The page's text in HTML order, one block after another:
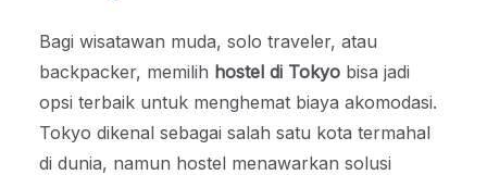
Bagi wisatawan muda, solo traveler, atau
backpacker, memilih hostel di Tokyo bisa jadi
opsi terbaik untuk menghemat biaya akomodasi.
Tokyo dikenal sebagai salah satu kota termahal
di dunia, namun hostel menawarkan solusi